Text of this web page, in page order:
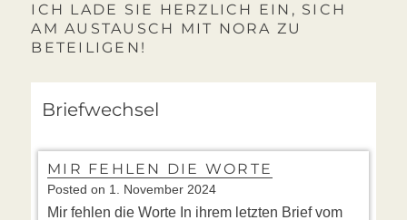
ICH LADE SIE HERZLICH EIN, SICH
AM AUSTAUSCH MIT NORA ZU
BETEILIGEN!
Briefwechsel
MIR FEHLEN DIE WORTE
Posted on 1. November 2024
Mir fehlen die Worte In ihrem letzten Brief vom